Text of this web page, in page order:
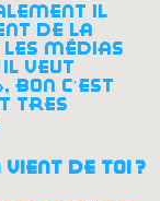
il
de la
médias
il veut
bon c’est
très
vient de toi ?